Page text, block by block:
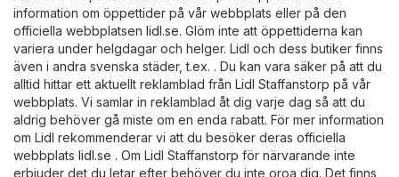
information om öppettider på vår webbplats eller på den
officiella webbplatsen lidl.se. Glöm inte att öppettiderna kan
variera under helgdagar och helger. Lidl och dess butiker finns
även i andra svenska städer, t.ex. . Du kan vara säker på att du
alltid hittar ett aktuellt reklamblad från Lidl Staffanstorp på vår
webbplats. Vi samlar in reklamblad åt dig varje dag så att du
aldrig behöver gå miste om en enda rabatt. För mer information
om Lidl rekommenderar vi att du besöker deras officiella
webbplats lidl.se . Om Lidl Staffanstorp för närvarande inte
erbjuder det du letar efter behöver du inte oroa dig. Det finns